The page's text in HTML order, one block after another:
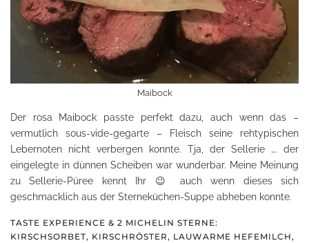
Maibock
Der rosa Maibock passte perfekt dazu, auch wenn das –
vermutlich sous-vide-gegarte – Fleisch seine rehtypischen
Lebernoten nicht verbergen konnte. Tja, der Sellerie …. der
eingelegte in dünnen Scheiben war wunderbar. Meine Meinung
zu Sellerie-Püree kennt Ihr 😉 auch wenn dieses sich
geschmacklich aus der Sterneküchen-Suppe abheben konnte.
TASTE EXPERIENCE & 2 MICHELIN STERNE:
KIRSCHSORBET, KIRSCHRÖSTER, LAUWARME HEFEMILCH,